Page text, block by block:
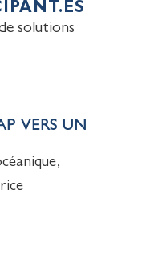
solutions
VERS UN